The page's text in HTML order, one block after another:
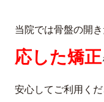
当院では骨盤の開き
応した矯正
安心してご利用くだ